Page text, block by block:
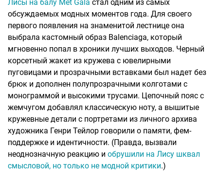
Лисы на балу Met Gala стал одним из самых
обсуждаемых модных моментов года. Для своего
первого появления на знаменитой лестнице она
выбрала кастомный образ Balenciaga, который
мгновенно попал в хроники лучших выходов. Черный
корсетный жакет из кружева с ювелирными
пуговицами и прозрачными вставками был надет без
брюк и дополнен полупрозрачными колготами с
монограммой и высокими трусами. Цепочный пояс с
жемчугом добавлял классическую ноту, а вышитые
кружевные детали с портретами из личного архива
художника Генри Тейлор говорили о памяти, фем-
поддержке и идентичности. (Правда, вызвали
неоднозначную реакцию и обрушили на Лису шквал
смысловой, но только не модной критики.)